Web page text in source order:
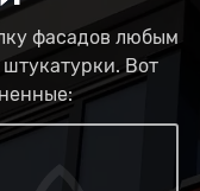
фасадов любым
Вот